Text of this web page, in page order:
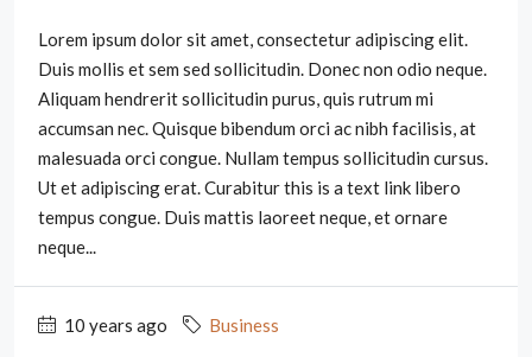
Lorem ipsum dolor sit amet, consectetur adipiscing elit.
Duis mollis et sem sed sollicitudin. Donec non odio neque.
Aliquam hendrerit sollicitudin purus, quis rutrum mi
accumsan nec. Quisque bibendum orci ac nibh facilisis, at
malesuada orci congue. Nullam tempus sollicitudin cursus.
Ut et adipiscing erat. Curabitur this is a text link libero
tempus congue. Duis mattis laoreet neque, et ornare
neque...
10 years ago Business